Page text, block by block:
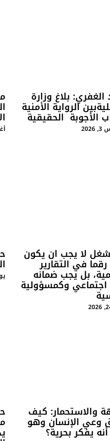
بلاغ وزارة
الرواية الأمنية
الأجوبة الحقيقية
لا يجب ان يكون
في التقارير
بل يجب ضمانه
وكمسؤولية
والاستحمار: كيف
وعي الإنسان وهو
يفكر بحرية؟